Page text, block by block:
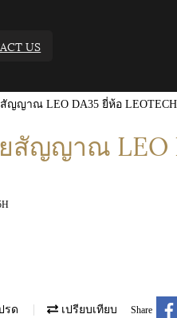
US
ญญาณ LEO DA35 ยี่ห้อ LEOTECH
สัญญาณ LEO
รด เปรียบเทียบ Share